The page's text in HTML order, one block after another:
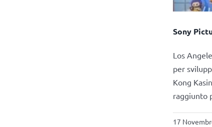
Sony
Los
per
Kong
raggiunto
17